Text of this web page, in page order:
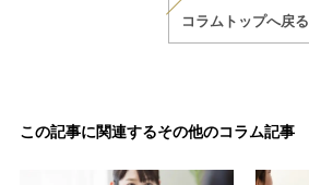
コラムトップへ戻る
この記事に関連するその他のコラム記事